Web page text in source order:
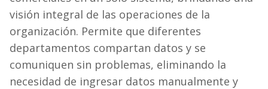
visión integral de las operaciones de la
organización. Permite que diferentes
departamentos compartan datos y se
comuniquen sin problemas, eliminando la
necesidad de ingresar datos manualmente y